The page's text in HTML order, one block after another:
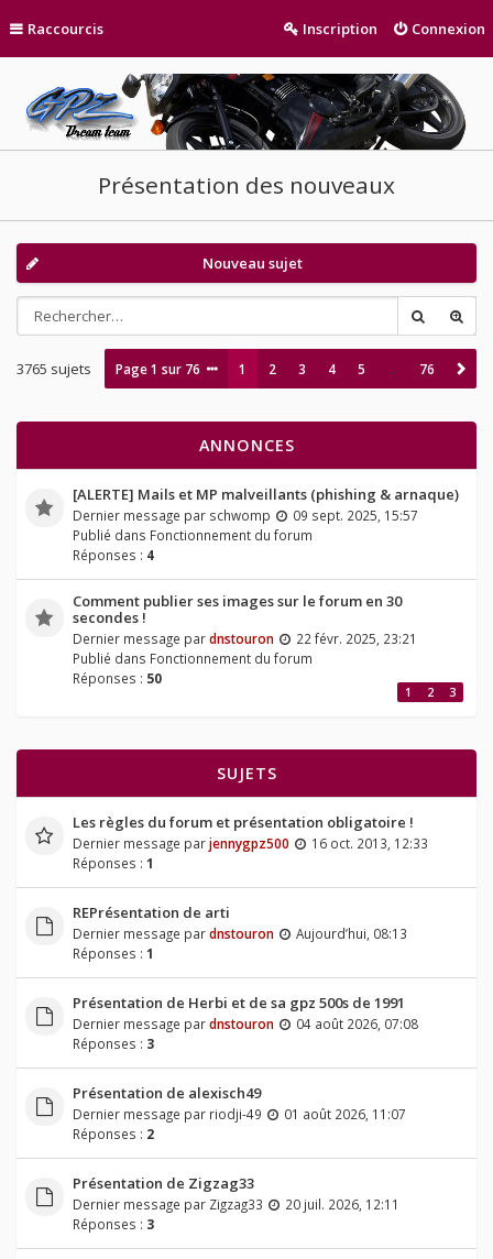
Raccourcis Connexion
Inscription
Présentation des nouveaux
Nouveau sujet
3765 sujets Page1 sur 76 1 2 3 4 5 … 76
ANNONCES
[ALERTE] Mails et MP malveillants (phishing & arnaque)
Dernier message par schwomp
09 sept. 2025, 15:57
Publié dans Fonctionnement du forum
Réponses : 4
Comment publier ses images sur le forum en 30
secondes !
Dernier message pardnstouron
22 févr. 2025, 23:21
Publié dans Fonctionnement du forum
Réponses : 50
1 2 3
SUJETS
Les règles du forum et présentation obligatoire !
Dernier message parjennygpz500
16 oct. 2013, 12:33
Réponses : 1
REPrésentation de arti
Dernier message pardnstouron
Aujourd’hui, 08:13
Réponses : 1
Présentation de Herbi et de sa gpz 500s de 1991
Dernier message pardnstouron
04 août 2026, 07:08
Réponses : 3
Présentation de alexisch49
Dernier message par riodji-49
01 août 2026, 11:07
Réponses : 2
Présentation de Zigzag33
Dernier message par Zigzag33
20 juil. 2026, 12:11
Réponses : 3